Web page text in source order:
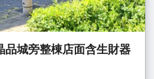
品城旁整棟店面含生財器